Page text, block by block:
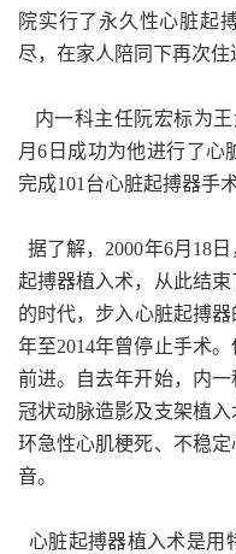
院实行了永久性心脏起
尽，在家人陪同下再次住
内一科主任阮宏标为
月6日成功为他进行了心
完成101台心脏起搏器手术
据了解，2000年6月18
起搏器植入术，从此结
的时代，步入心脏起搏
年至2014年曾停止手术
前进。自去年开始，内
冠状动脉造影及支架植
环急性心肌梗死、不稳
音。
心脏起搏器植入术是用